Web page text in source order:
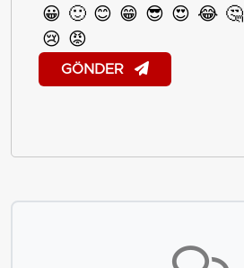
😀 🙂 😊 😁 😎 😍 😂 🤔
😢 😡
GÖNDER